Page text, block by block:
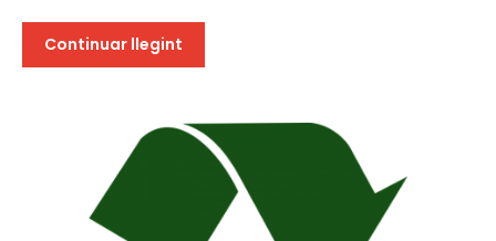
Continuar llegint